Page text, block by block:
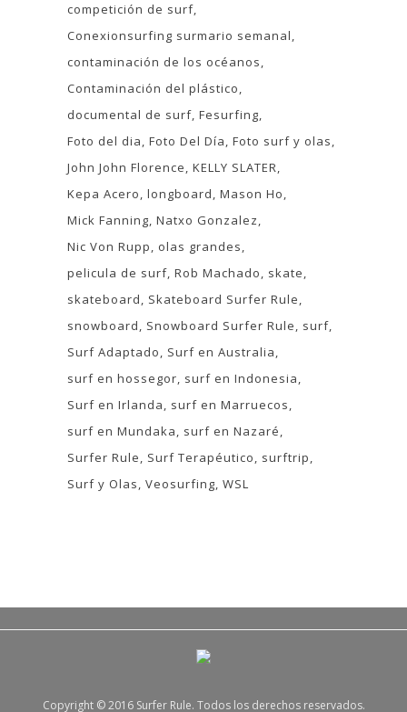
competición de surf
Conexionsurfing surmario semanal
contaminación de los océanos
Contaminación del plástico
documental de surf Fesurfing
Foto del dia Foto Del Día Foto surf y olas
John John Florence KELLY SLATER
Kepa Acero longboard Mason Ho
Mick Fanning Natxo Gonzalez
Nic Von Rupp
olas grandes
pelicula de surf Rob Machado
skate
skateboard
Skateboard Surfer Rule
snowboard
Snowboard Surfer Rule
surf
Surf Adaptado
Surf en Australia
surf en hossegor surf en Indonesia
Surf en Irlanda
surf en Marruecos
surf en Mundaka
surf en Nazaré
Surfer Rule
Surf Terapéutico
surftrip
Surf y Olas Veosurfing WSL
Copyright © 2016 Surfer Rule. Todos los derechos reservados.